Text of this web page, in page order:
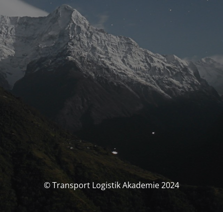
© Transport Logistik Akademie 2024